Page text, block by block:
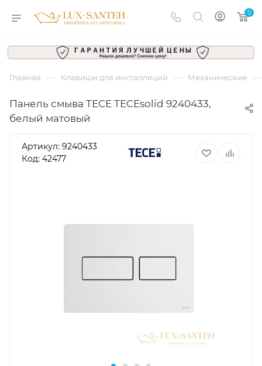
0
Главная — Клавиши для инсталляций — Механические —
Панель смыва TECE TECEsolid 9240433,
белый матовый
Артикул: 9240433
Код: 42477